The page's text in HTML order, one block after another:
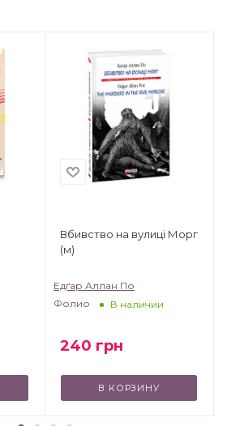
Вбивство на вулиці Морг
(м)
Едґар Аллан По
Фолио
В наличии
240 грн
В КОРЗИНУ